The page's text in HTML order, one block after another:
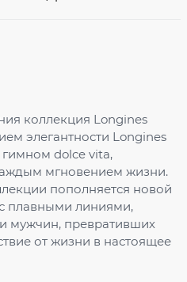
коллекция Longines
элегантности Longines
dolce vita,
мгновением жизни.
пополняется новой
плавными линиями,
мужчин, превративших
от жизни в настоящее